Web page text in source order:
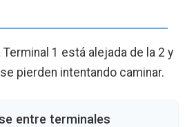
1 está alejada de la 2 y
pierden intentando caminar.
entre terminales